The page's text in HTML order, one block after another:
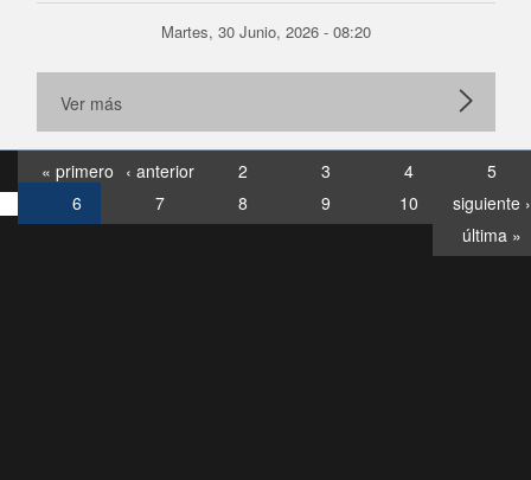
Martes, 30 Junio, 2026 - 08:20
Ver más
« primero ‹ anterior 2 3 4
5
6
7 8 9 10
siguiente ›
última »